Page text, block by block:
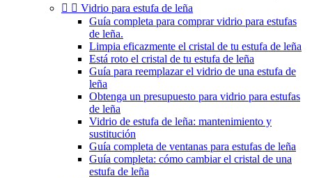
  Vidrio para estufa de leña
Guía completa para comprar vidrio para estufas
de leña.
Limpia eficazmente el cristal de tu estufa de leña
Está roto el cristal de tu estufa de leña
Guía para reemplazar el vidrio de una estufa de
leña
Obtenga un presupuesto para vidrio para estufas
de leña
Vidrio de estufa de leña: mantenimiento y
sustitución
Guía completa de ventanas para estufas de leña
Guía completa: cómo cambiar el cristal de una
estufa de leña